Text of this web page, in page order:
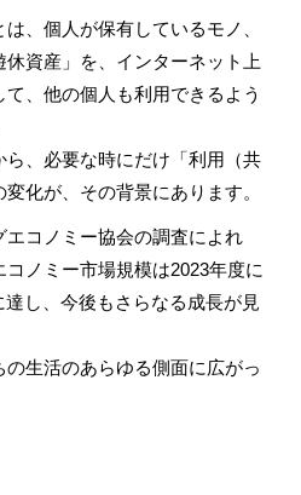
、個人が保有しているモノ、
資産」を、インターネット上
、他の個人も利用できるよう
、必要な時にだけ「利用（共
化が、その背景にあります。
コノミー協会の調査によれ
ノミー市場規模は2023年度に
し、今後もさらなる成長が見
生活のあらゆる側面に広がっ